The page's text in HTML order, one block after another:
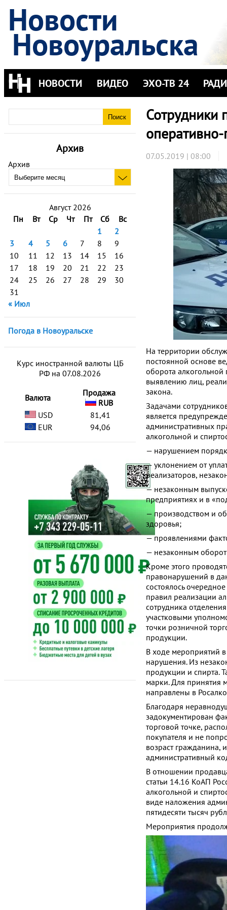
Новости
Новоуральска
НОВОСТИ ВИДЕО ЭХО-ТВ 24
Архив
Архив
Август 2026
Пн
Вт Ср Чт Пт Сб
Вс
1
2
3
4 5 6 7 8
9
10
11 12 13 14 15
16
17
18 19 20 21 22
23
24
25 26 27 28 29
30
31
« Июл
Погода в Новоуральске
Курс иностранной валюты ЦБ
РФ на 07.08.2026
Валюта
Продажа
RUB
USD
81,41
EUR
94,06
Сотрудники
07.05.2019 | 08:00
На территории
постоянной основе
оборота
выявлению лиц,
закона.
Задачами
является
административных
алкогольной и
— нарушением
— уклонением от
реализаторов,
— незаконным
предприятиях и в
— производством и
здоровья;
— проявлениями
— незаконным
Кроме этого
правонарушений в
состоялось
правил реализации
сотрудника
участковыми
точки розничной
продукции.
В ходе мероприятий
нарушения. Из
продукции и спирта.
марки. Для принятия
направлены в
Благодаря
задокументирован
торговой точке,
покупателя и не
возраст гражданина,
административный
В отношении
статьи 14.16 КоАП
алкогольной и
виде наложения
пятидесяти тысяч
Мероприятия